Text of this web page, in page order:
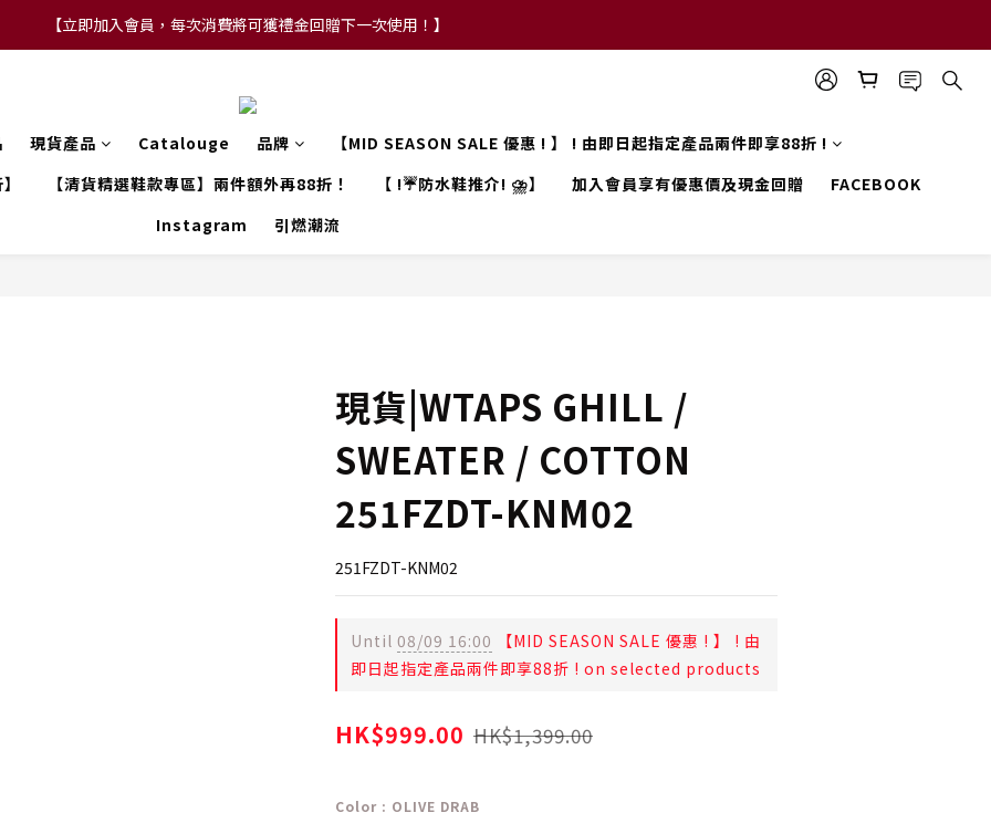
【FLASH SALE 兩件指定現貨產品即享88折】
【立即加入會員，每次消費將可獲禮金回贈下一次使用！】
現貨產品 Catalouge 品牌
【MID SEASON SALE 優惠 ! 】 ! 由即日起指定產品兩件即享88折 !
【清貨精選鞋款專區】兩件額外再88折！ 【 !☔防水鞋推介! ⛈️】 加入會員享有優惠價及現金回贈
FACEBOOK
Instagram
引燃潮流
現貨|WTAPS GHILL /
SWEATER / COTTON
251FZDT-KNM02
251FZDT-KNM02
Until 08/09 16:00 【MID SEASON SALE 優惠 ! 】 ! 由
即日起指定產品兩件即享88折 ! on selected products
HK$999.00 HK$1,399.00
Color : OLIVE DRAB